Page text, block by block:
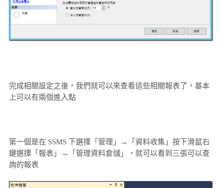
完成相關設定之後，我們就可以來查看這些相關報表了，基本
上可以有兩個進入點
第一個是在 SSMS 下選擇「管理」→「資料收集」按下滑鼠右
鍵選擇「報表」→「管理資料倉儲」，就可以看到三張可以查
詢的報表